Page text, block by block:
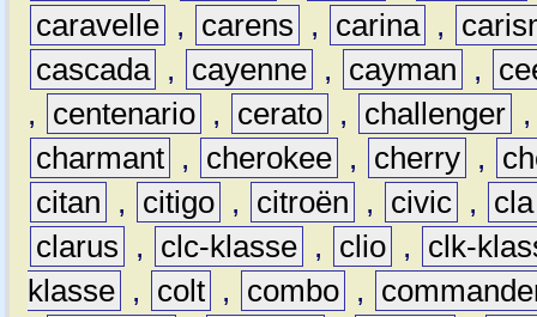
caravelle , carens , carina ,
cascada , cayenne , cayman ,
,
centenario , cerato , challenger
charmant , cherokee , cherry ,
citan
, citigo , citroën , civic ,
cla
clarus
, clc-klasse , clio ,
clk-
klasse , colt , combo ,